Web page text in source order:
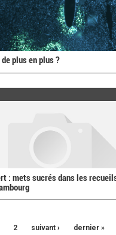
plus en plus ?
: mets sucrés dans les
2 suivant › dernier »